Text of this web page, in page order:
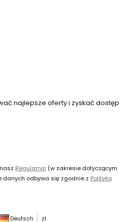
najlepsze oferty i zyskać dostęp
Regulamin (w zakresie dotyczącym
danych odbywa się zgodnie z Polityką
Deutsch zł